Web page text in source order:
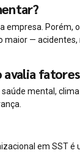
empresa. Porém,
maior — acidentes,
saúde mental,
em SST